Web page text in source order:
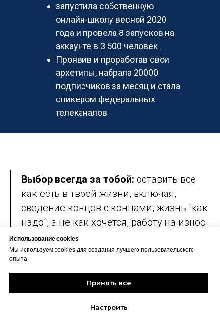
запустила собственную
онлайн-школу весной 2020
года и провела 8 запусков на
аккаунте в 3 500 человек
Проявив и проработав свои
архетипы, набрала 20000
подписчиков за месяц и стала
спикером федеральных
телеканалов
Выбор всегда за тобой: оставить все
как есть в твоей жизни, включая,
сведение концов с концами, жизнь "как
надо", а не как хочется, работу на износ
и состояние выжатого лимона, страх
заявлять о себе и опостылевшее
ценности и страх поднять цены,
продолжать ходить по тренингам,
курсам и еще набирать кучу дипломов,
Использование cookies
Мы используем cookies для создания лучшего пользовательского
опыта
Принять все
Настроить